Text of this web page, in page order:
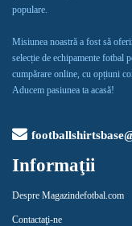
populare.
Misiunea noastră a fost să
selecție de echipamente fotbal
cumpărare online, cu opțiuni
Aducem pasiunea ta acasă!
Informaţii
Despre Magazindefotbal.com
Contactaţi-ne